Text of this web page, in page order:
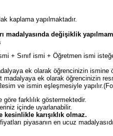
kaplama yapılmaktadır.
madalyasında değişiklik
+ Sınıf ismi + Öğretmen ismi
ek olarak öğrencinizin ismine
madalyaya ek olarak öğrencinizin
ve ismin eşleşmesiyle
göre farklılık göstermektedir.
içinde uyarlanabilir.
karışıklık olmaz.
piyasanın en ucuz